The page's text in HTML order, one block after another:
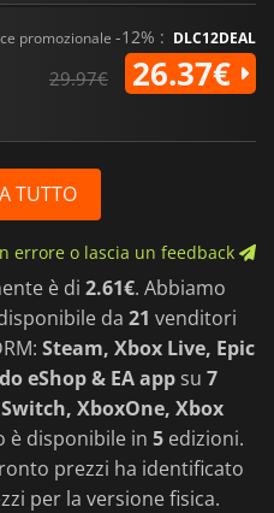
promozionale -12% : DLC12DEAL
29.97€ 26.37€
TUTTO
errore o lascia un feedback
è di 2.61€. Abbiamo
da 21 venditori
Steam, Xbox Live, Epic
eShop & EA app su 7
Switch, XboxOne, Xbox
è disponibile in 5 edizioni.
prezzi ha identificato
per la versione fisica.